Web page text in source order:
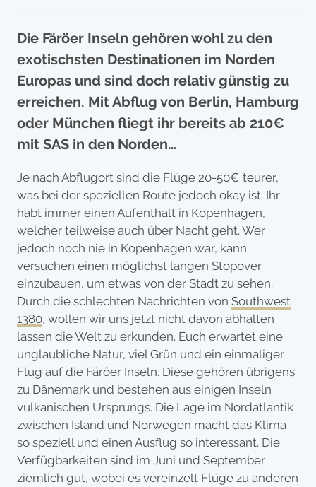
Die Färöer Inseln gehören wohl zu den
exotischsten Destinationen im Norden
Europas und sind doch relativ günstig zu
erreichen. Mit Abflug von Berlin, Hamburg
oder München fliegt ihr bereits ab 210€
mit SAS in den Norden…
Je nach Abflugort sind die Flüge 20-50€ teurer,
was bei der speziellen Route jedoch okay ist. Ihr
habt immer einen Aufenthalt in Kopenhagen,
welcher teilweise auch über Nacht geht. Wer
jedoch noch nie in Kopenhagen war, kann
versuchen einen möglichst langen Stopover
einzubauen, um etwas von der Stadt zu sehen.
Durch die schlechten Nachrichten von Southwest
1380, wollen wir uns jetzt nicht davon abhalten
lassen die Welt zu erkunden. Euch erwartet eine
unglaubliche Natur, viel Grün und ein einmaliger
Flug auf die Färöer Inseln. Diese gehören übrigens
zu Dänemark und bestehen aus einigen Inseln
vulkanischen Ursprungs. Die Lage im Nordatlantik
zwischen Island und Norwegen macht das Klima
so speziell und einen Ausflug so interessant. Die
Verfügbarkeiten sind im Juni und September
ziemlich gut, wobei es vereinzelt Flüge zu anderen